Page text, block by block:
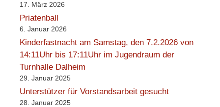
17. März 2026
Priatenball
6. Januar 2026
Kinderfastnacht am Samstag, den 7.2.2026 von
14:11Uhr bis 17:11Uhr im Jugendraum der
Turnhalle Dalheim
29. Januar 2025
Unterstützer für Vorstandsarbeit gesucht
28. Januar 2025